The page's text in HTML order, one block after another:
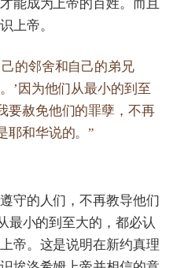
能成为上帝的百姓。而且
上帝。
的邻舍和自己的弟兄
’因为他们从最小的到至
要赦免他们的罪孽，不再
耶和华说的。”
守的人们，不再教导他们
最小的到至大的，都必认
帝。这是说明在新约真理